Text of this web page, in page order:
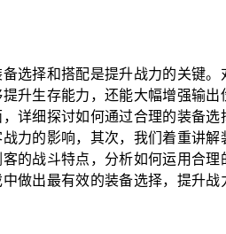
选择和搭配是提升战力的关键
升生存能力，还能大幅增强输
详细探讨如何通过合理的装备
力的影响，其次，我们着重讲
的战斗特点，分析如何运用合
做出最有效的装备选择，提升战